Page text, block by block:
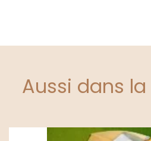
Aussi dans